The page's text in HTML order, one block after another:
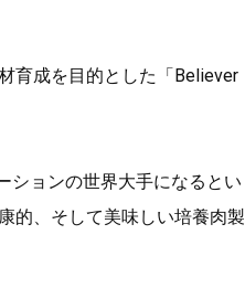
育成を目的とした「Believer
ションの世界大手になるとい
的、そして美味しい培養肉製